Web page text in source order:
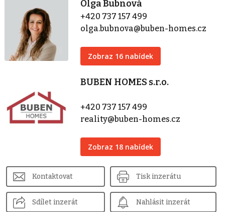
Olga Bubnová
+420 737 157 499
olga.bubnova@buben-homes.cz
Zobraz 16 nabídek
BUBEN HOMES s.r.o.
+420 737 157 499
reality@buben-homes.cz
Zobraz 18 nabídek
Kontaktovat Tisk inzerátu
Sdílet inzerát Nahlásit inzerát